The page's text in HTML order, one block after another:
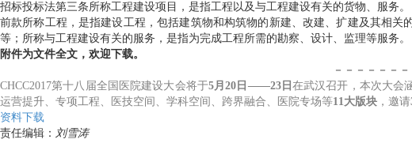
招标投标法第三条所称工程建设项目，是指工程以及与工程建设有关的货物、服务。
前款所称工程，是指建设工程，包括建筑物和构筑物的新建、改建、扩建及其相
等；所称与工程建设有关的服务，是指为完成工程所需的勘察、设计、监理等服务。
附件为文件全文，欢迎下载。
－－－－－－
CHCC2017第十八届全国医院建设大会将于5月20日——23日 在武汉召开，本次大会
运营提升、专项工程、医技空间、学科空间、跨界融合、医院专场等11大版块 ，邀请
资料下载
责任编辑： 刘雪涛